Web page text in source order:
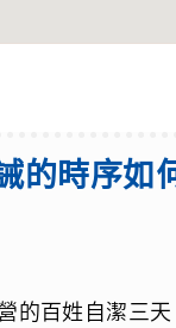
的時序如
的百姓自潔三